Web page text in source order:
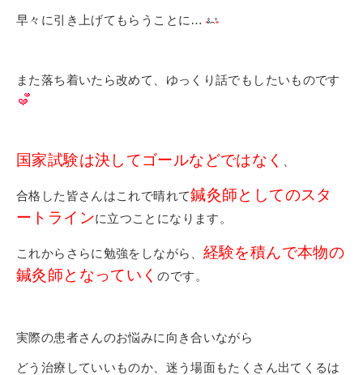
早々に引き上げてもらうことに…
また落ち着いたら改めて、ゆっくり話でもしたいものです
国家試験は決してゴールなどではなく
合格した皆さんはこれで晴れて鍼灸師としてのスタ
ートラインに立つことになります。
これからさらに勉強をしながら、 経験を積んで本物の
鍼灸師となっていくのです。
実際の患者さんのお悩みに向き合いながら
どう治療していいものか、迷う場面もたくさん出てくるは